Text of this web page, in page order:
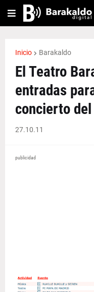
Inicio Barakaldo
El Teatro
entradas
concierto
27.10.11
publicidad